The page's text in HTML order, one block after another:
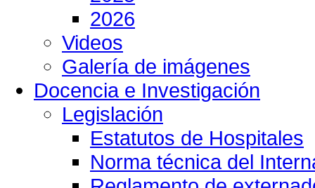
2026
Videos
Galería de imágenes
Docencia e Investigación
Legislación
Estatutos de Hospitales
Norma técnica del